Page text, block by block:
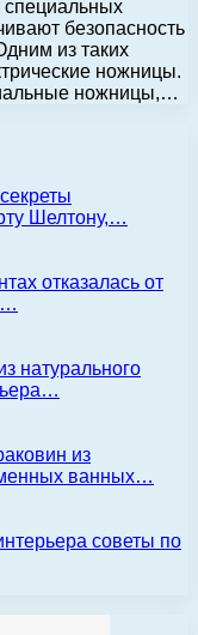
специальных
безопасность
из таких
ножницы.
ножницы,…
Шелтону,…
отказалась от
натурального
из
ванных…
советы по